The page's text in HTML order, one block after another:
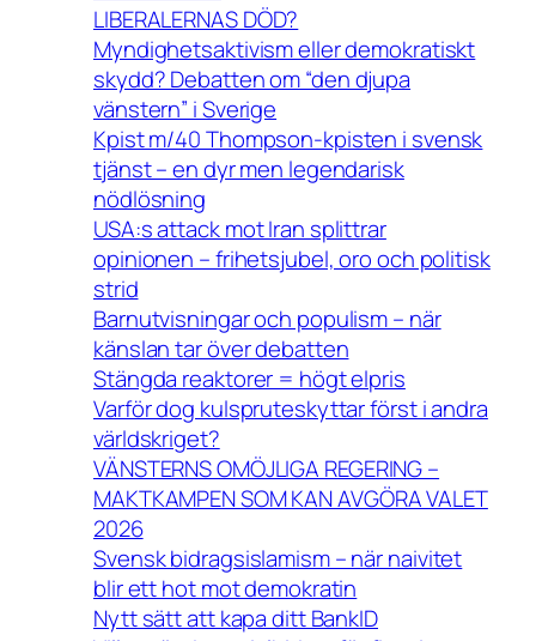
LIBERALERNAS DÖD?
Myndighetsaktivism eller demokratiskt
skydd? Debatten om “den djupa
vänstern” i Sverige
Kpist m/40 Thompson-kpisten i svensk
tjänst – en dyr men legendarisk
nödlösning
USA:s attack mot Iran splittrar
opinionen – frihetsjubel, oro och politisk
strid
Barnutvisningar och populism – när
känslan tar över debatten
Stängda reaktorer = högt elpris
Varför dog kulspruteskyttar först i andra
världskriget?
VÄNSTERNS OMÖJLIGA REGERING –
MAKTKAMPEN SOM KAN AVGÖRA VALET
2026
Svensk bidragsislamism – när naivitet
blir ett hot mot demokratin
Nytt sätt att kapa ditt BankID